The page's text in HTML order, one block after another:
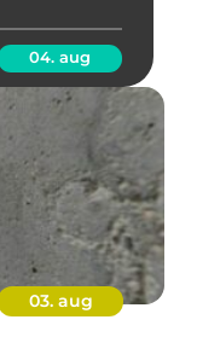
04. aug
03. aug